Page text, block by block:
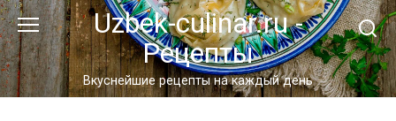
Перейти
к
контенту
Uzbek-culinar.ru -
Рецепты
Вкуснейшие рецепты на каждый день